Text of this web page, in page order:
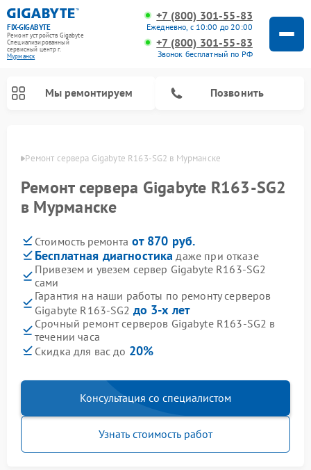
FIX-GIGABYTE
Ремонт устройств Gigabyte
Специализированный
cервисный центр г.
Мурманск
+7 (800) 301-55-83
Ежедневно, с 10:00 до 20:00
+7 (800) 301-55-83
Звонок бесплатный по РФ
Мы ремонтируем Позвонить
Ремонт сервера Gigabyte R163-SG2 в Мурманске
Ремонт сервера Gigabyte R163-SG2
в Мурманске
Стоимость ремонта от 870 руб.
Бесплатная диагностика даже при отказе
Привезем и увезем сервер Gigabyte R163-SG2
сами
Гарантия на наши работы по ремонту серверов
Gigabyte R163-SG2 до 3-х лет
Срочный ремонт серверов Gigabyte R163-SG2 в
течении часа
Скидка для вас до 20%
Консультация со специалистом
Узнать стоимость работ